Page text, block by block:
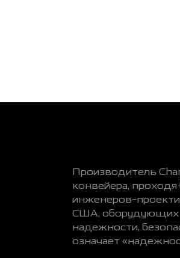
Производитель
конвейера,
инженеров-
США, оборудующих
надежности,
означает